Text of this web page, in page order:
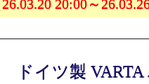
20:00～
ドイツ製